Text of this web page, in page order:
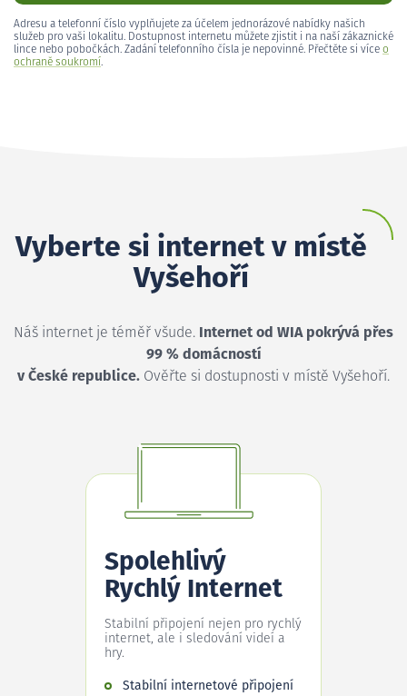
Adresu a telefonní číslo vyplňujete za účelem jednorázové nabídky našich
služeb pro vaši lokalitu. Dostupnost internetu můžete zjistit i na naší zákaznické
lince nebo pobočkách. Zadání telefonního čísla je nepovinné. Přečtěte si více o
ochraně soukromí.
Vyberte si internet v místě
Vyšehoří
Náš internet je téměř všude. Internet od WIA pokrývá přes
99 % domácností
v České republice. Ověřte si dostupnosti v místě Vyšehoří.
Spolehlivý
Rychlý Internet
Stabilní připojení nejen pro rychlý
internet, ale i sledování videí a
hry.
Stabilní internetové připojení